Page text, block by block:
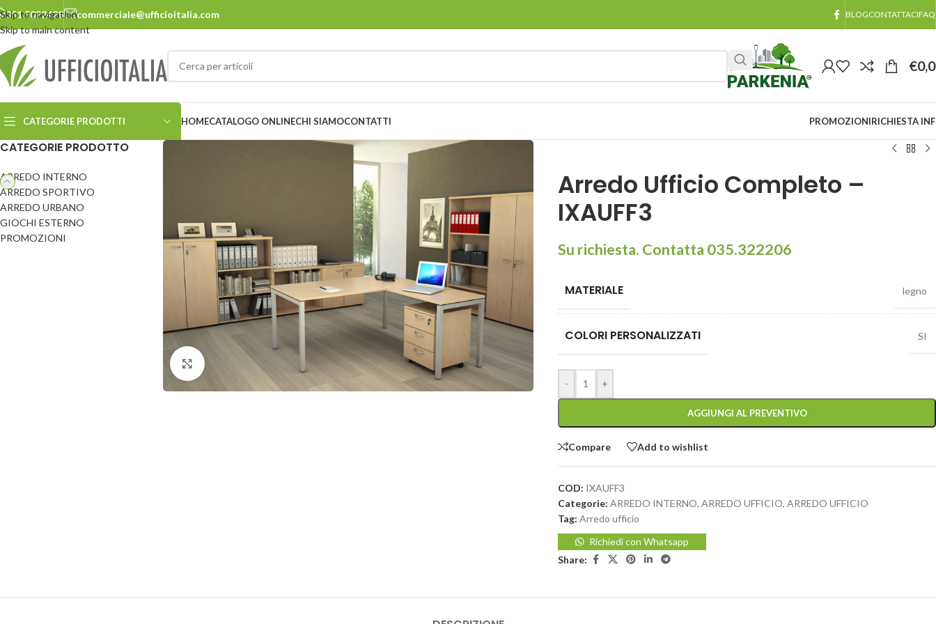
Skip to navigation
Skip to main content
351.5022428 commerciale@ufficioitalia.com BLOGCONTATTACIFAQ
€
CATEGORIE PRODOTTI
ARREDO URBANO
Cestini
Pergole e carport
Portabiciclette
Posacenere
Sicurezza stradale
Tabelloni e bacheche
HOMECATALOGO ONLINECHI SIAMOCONTATTI PROMOZIONIRICHIESTA
CATEGORIE PRODOTTO
ARREDO INTERNO
ARREDO SPORTIVO
ARREDO URBANO
GIOCHI ESTERNO
PROMOZIONI
Click to enlarge
Arredo Ufficio Completo –
IXAUFF3
Su richiesta. Contatta 035.322206
MATERIALE legno
COLORI PERSONALIZZATI SI
- +
AGGIUNGI AL PREVENTIVO
Compare Add to wishlist
COD: IXAUFF3
Categorie: ARREDO INTERNO, ARREDO UFFICIO, ARREDO UFFICIO
Tag: Arredo ufficio
Richiedi con Whatsapp
Share: